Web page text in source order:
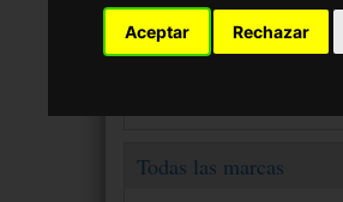
Aceptar Rechazar
Todas las marcas